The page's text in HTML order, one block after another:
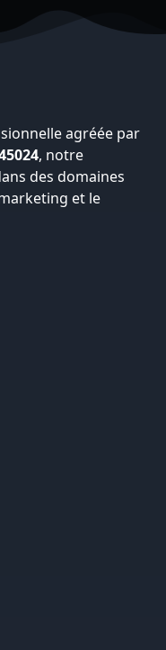
agréée par
, notre
des domaines
et le